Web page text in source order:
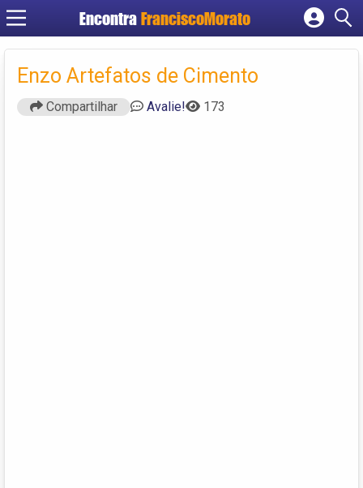
Encontra FranciscoMorato
Cadastrar empresa
Criar conta
Enzo Artefatos de Cimento
Compartilhar Avalie! 173